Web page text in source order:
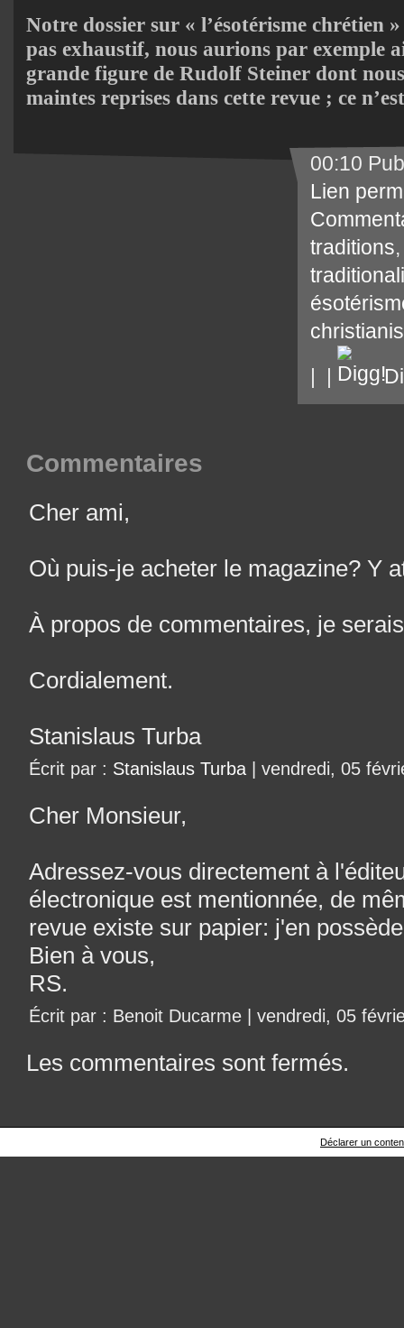
Notre dossier sur « l’ésotérisme chrétien
pas exhaustif, nous aurions par exemple
grande figure de Rudolf Steiner dont
maintes reprises dans cette revue ; ce
00:10
Lien
traditions
|
|
Commentaires
Cher ami,
Où puis-je acheter le magazine? Y
À propos de commentaires, je
Cordialement.
Stanislaus Turba
Écrit par : Stanislaus Turba | vendredi, 05
Cher Monsieur,
Adressez-vous directement à
électronique est mentionnée, de
revue existe sur papier: j'en
Bien à vous,
RS.
Écrit par : Benoit Ducarme | vendredi, 05
Les commentaires sont fermés.
Déclarer un